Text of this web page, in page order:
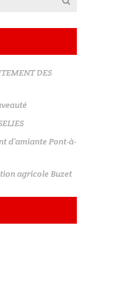
DES
d’amiante Pont-à-
agricole Buzet